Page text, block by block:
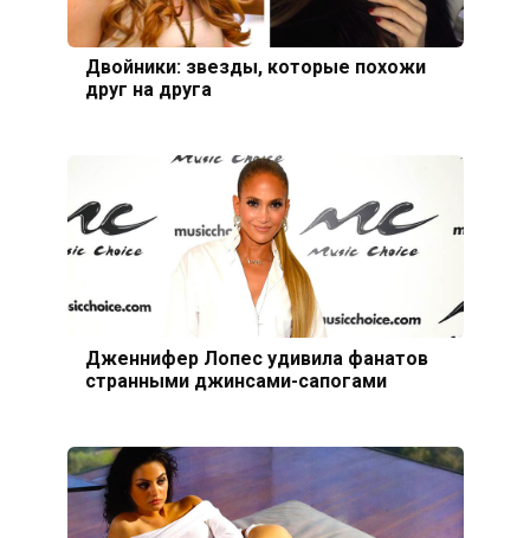
Двойники: звезды, которые похожи
друг на друга
Дженнифер Лопес удивила фанатов
странными джинсами-сапогами